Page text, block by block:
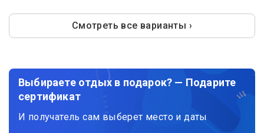
Смотреть все варианты ›
Выбираете отдых в подарок? — Подарите
сертификат
И получатель сам выберет место и даты